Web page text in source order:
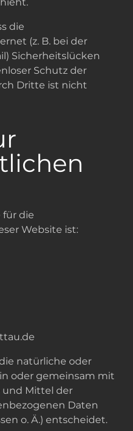
die
(z. B. bei der
Sicherheitslücken
Schutz der
Dritte ist nicht
für die
Website ist:
natürliche oder
oder gemeinsam mit
und Mittel der
Daten
o. Ä.) entscheidet.